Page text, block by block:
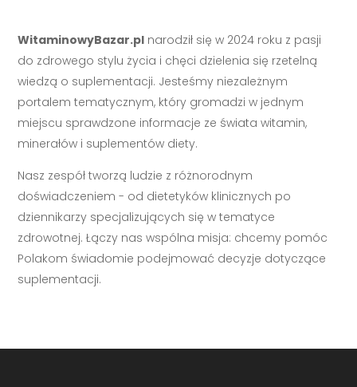
WitaminowyBazar.pl narodził się w 2024 roku z pasji
do zdrowego stylu życia i chęci dzielenia się rzetelną
wiedzą o suplementacji. Jesteśmy niezależnym
portalem tematycznym, który gromadzi w jednym
miejscu sprawdzone informacje ze świata witamin,
minerałów i suplementów diety.
Nasz zespół tworzą ludzie z różnorodnym
doświadczeniem - od dietetyków klinicznych po
dziennikarzy specjalizujących się w tematyce
zdrowotnej. Łączy nas wspólna misja: chcemy pomóc
Polakom świadomie podejmować decyzje dotyczące
suplementacji.